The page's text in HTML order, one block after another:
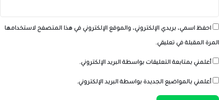
احفظ اسمي، بريدي الإلكتروني، والموقع الإلكتروني في هذا المتصفح لاستخدامها
المرة المقبلة في تعليقي.
أعلمني بمتابعة التعليقات بواسطة البريد الإلكتروني.
أعلمني بالمواضيع الجديدة بواسطة البريد الإلكتروني.